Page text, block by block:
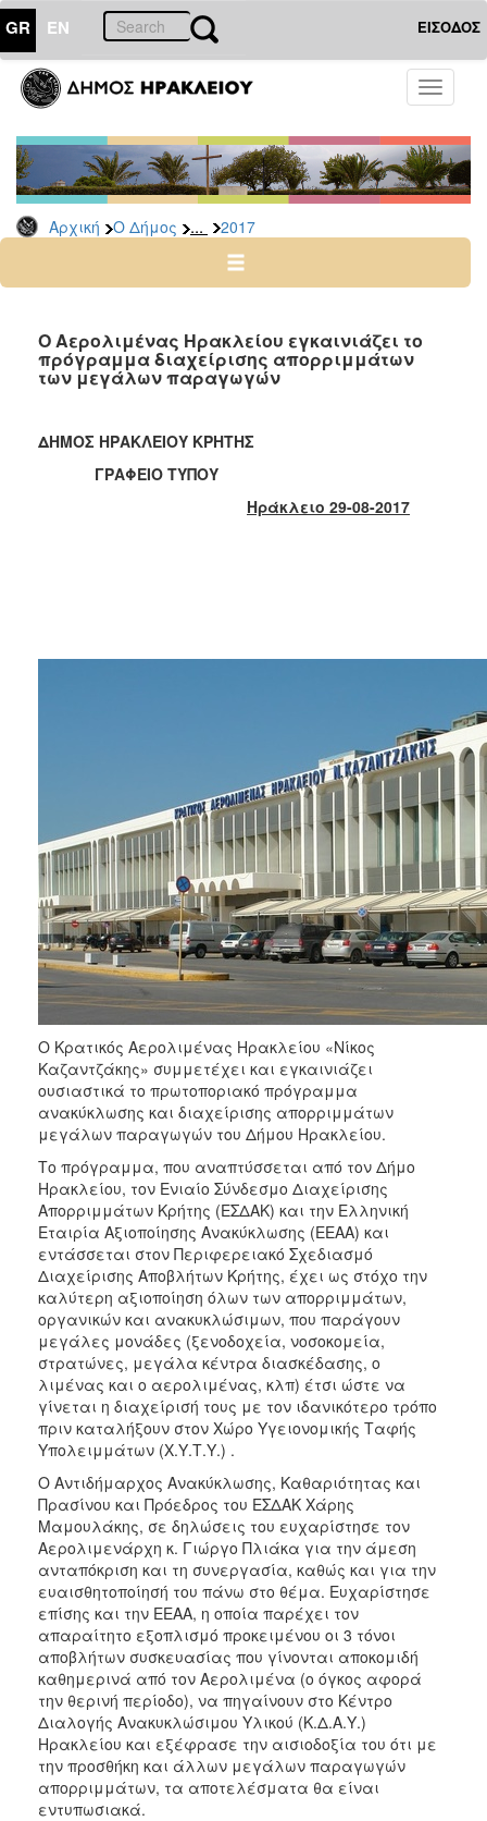
GR EN ΕΙΣΟΔΟΣ
Toggle
Αρχική Ο Δήμος ... 2017
ΔΗΜΟΣ
Δελτία
Τύπου
Αρχείο
2026
2024
2022
2021
2012
ΤΟΠΟΣ
ΠΟΛΙΤΙΣΜΟΣ
ΑΝΘΕΚΤΙΚΗ
Ο Αερολιμένας Ηρακλείου εγκαινιάζει το
πρόγραμμα διαχείρισης απορριμμάτων
των μεγάλων παραγωγών
ΔΗΜΟΣ ΗΡΑΚΛΕΙΟΥ ΚΡΗΤΗΣ
ΓΡΑΦΕΙΟ ΤΥΠΟΥ
Ηράκλειο 29-08-2017
Ο Κρατικός Αερολιμένας Ηρακλείου «Νίκος
Καζαντζάκης» συμμετέχει και εγκαινιάζει
ουσιαστικά το πρωτοποριακό πρόγραμμα
ανακύκλωσης και διαχείρισης απορριμμάτων
μεγάλων παραγωγών του Δήμου Ηρακλείου.
Το πρόγραμμα, που αναπτύσσεται από τον Δήμο
Ηρακλείου, τον Ενιαίο Σύνδεσμο Διαχείρισης
Απορριμμάτων Κρήτης (ΕΣΔΑΚ) και την Ελληνική
Εταιρία Αξιοποίησης Ανακύκλωσης (ΕΕΑΑ) και
εντάσσεται στον Περιφερειακό Σχεδιασμό
Διαχείρισης Αποβλήτων Κρήτης, έχει ως στόχο την
καλύτερη αξιοποίηση όλων των απορριμμάτων,
οργανικών και ανακυκλώσιμων, που παράγουν
μεγάλες μονάδες (ξενοδοχεία, νοσοκομεία,
στρατώνες, μεγάλα κέντρα διασκέδασης, ο
λιμένας και ο αερολιμένας, κλπ) έτσι ώστε να
γίνεται η διαχείρισή τους με τον ιδανικότερο τρόπο
πριν καταλήξουν στον Χώρο Υγειονομικής Ταφής
Υπολειμμάτων (Χ.Υ.Τ.Υ.) .
Ο Αντιδήμαρχος Ανακύκλωσης, Καθαριότητας και
Πρασίνου και Πρόεδρος του ΕΣΔΑΚ Χάρης
Μαμουλάκης, σε δηλώσεις του ευχαρίστησε τον
Αερολιμενάρχη κ. Γιώργο Πλιάκα για την άμεση
ανταπόκριση και τη συνεργασία, καθώς και για την
ευαισθητοποίησή του πάνω στο θέμα. Ευχαρίστησε
επίσης και την ΕΕΑΑ, η οποία παρέχει τον
απαραίτητο εξοπλισμό προκειμένου οι 3 τόνοι
αποβλήτων συσκευασίας που γίνονται αποκομιδή
καθημερινά από τον Αερολιμένα (ο όγκος αφορά
την θερινή περίοδο), να πηγαίνουν στο Κέντρο
Διαλογής Ανακυκλώσιμου Υλικού (Κ.Δ.Α.Υ.)
Ηρακλείου και εξέφρασε την αισιοδοξία του ότι με
την προσθήκη και άλλων μεγάλων παραγωγών
απορριμμάτων, τα αποτελέσματα θα είναι
εντυπωσιακά.